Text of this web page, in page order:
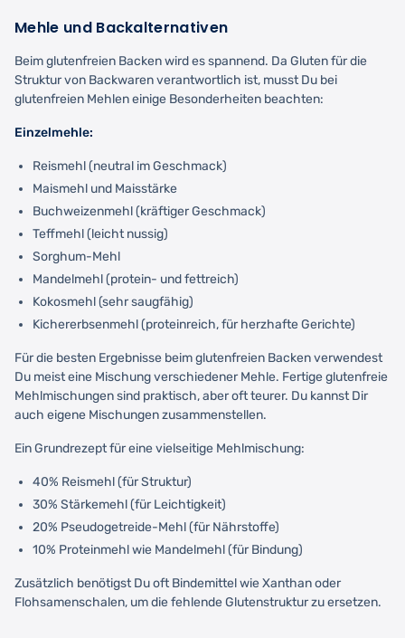
Mehle und Backalternativen
Beim glutenfreien Backen wird es spannend. Da Gluten für die
Struktur von Backwaren verantwortlich ist, musst Du bei
glutenfreien Mehlen einige Besonderheiten beachten:
Einzelmehle:
Reismehl (neutral im Geschmack)
Maismehl und Maisstärke
Buchweizenmehl (kräftiger Geschmack)
Teffmehl (leicht nussig)
Sorghum-Mehl
Mandelmehl (protein- und fettreich)
Kokosmehl (sehr saugfähig)
Kichererbsenmehl (proteinreich, für herzhafte Gerichte)
Für die besten Ergebnisse beim glutenfreien Backen verwendest
Du meist eine Mischung verschiedener Mehle. Fertige glutenfreie
Mehlmischungen sind praktisch, aber oft teurer. Du kannst Dir
auch eigene Mischungen zusammenstellen.
Ein Grundrezept für eine vielseitige Mehlmischung:
40% Reismehl (für Struktur)
30% Stärkemehl (für Leichtigkeit)
20% Pseudogetreide-Mehl (für Nährstoffe)
10% Proteinmehl wie Mandelmehl (für Bindung)
Zusätzlich benötigst Du oft Bindemittel wie Xanthan oder
Flohsamenschalen, um die fehlende Glutenstruktur zu ersetzen.